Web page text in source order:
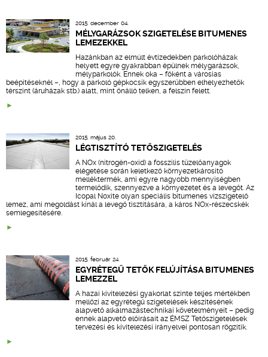
2015. december 04.
MÉLYGARÁZSOK SZIGETELÉSE BITUMENES
LEMEZEKKEL
Hazánkban az elmúlt évtizedekben parkolóházak
helyett egyre gyakrabban épülnek mélygarázsok,
mélyparkolók. Ennek oka – főként a városias
beépítéseknél –, hogy a parkoló gépkocsik egyszerűbben elhelyezhetők
térszint (áruházak stb.) alatt, mint önálló telken, a felszín felett.
2015. május 20.
LÉGTISZTÍTÓ TETŐSZIGETELÉS
A NOx (nitrogén-oxid) a fosszilis tüzelőanyagok
elégetése során keletkező környezetkárosító
melléktermék, ami egyre nagyobb mennyiségben
termelődik, szennyezve a környezetet és a levegőt. Az
Icopal Noxite olyan speciális bitumenes vízszigetelő
lemez, ami megoldást kínál a levegő tisztítására, a káros NOx-részecskék
semlegesítésére.
2015. február 24.
EGYRÉTEGŰ TETŐK FELÚJÍTÁSA BITUMENES
LEMEZZEL
A hazai kivitelezési gyakorlat szinte teljes mértékben
mellőzi az egyrétegű szigetelések készítésének
alapvető alkalmazástechnikai követelményeit – pedig
ennek alapvető előírásait az ÉMSZ Tetőszigetelések
tervezési és kivitelezési irányelvei pontosan rögzítik.